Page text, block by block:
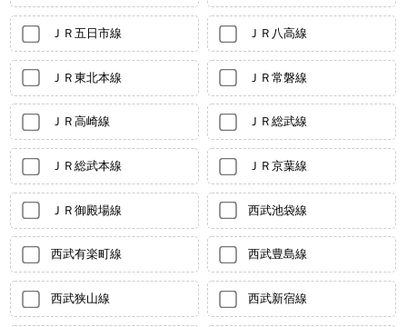
ＪＲ五日市線 ＪＲ八高線
ＪＲ東北本線 ＪＲ常磐線
ＪＲ高崎線 ＪＲ総武線
ＪＲ総武本線 ＪＲ京葉線
ＪＲ御殿場線 西武池袋線
西武有楽町線 西武豊島線
西武狭山線 西武新宿線